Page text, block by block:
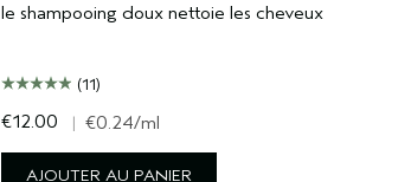
le shampooing doux nettoie les cheveux
(11)
€12.00 | €0.24/ml
AJOUTER AU PANIER